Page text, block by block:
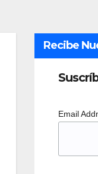
Recibe
Email